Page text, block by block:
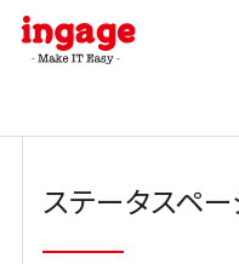
Skip
content
ステータスペー